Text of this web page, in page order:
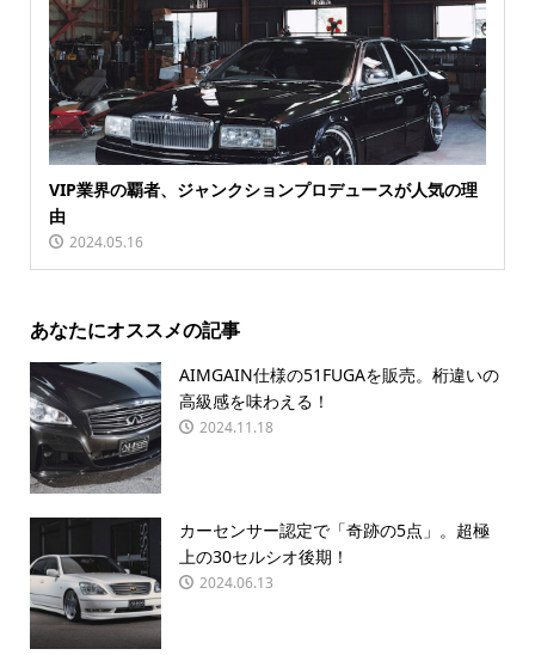
VIP業界の覇者、ジャンクションプロデュースが人気の理
由
2024.05.16
あなたにオススメの記事
AIMGAIN仕様の51FUGAを販売。桁違いの
高級感を味わえる！
2024.11.18
カーセンサー認定で「奇跡の5点」。超極
上の30セルシオ後期！
2024.06.13